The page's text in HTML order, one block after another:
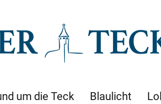
um die Teck Blaulicht